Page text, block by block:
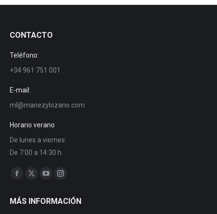
CONTACTO
Teléfono:
+34 961 751 001
E-mail:
ml@manezylozano.com
Horario verano
De lunes a viernes:
De 7:00 a 14:30 h.
Trouvez nous sur :
opensopens
YouTube
opens
Instagram
opens
MÁS INFORMACIÓN